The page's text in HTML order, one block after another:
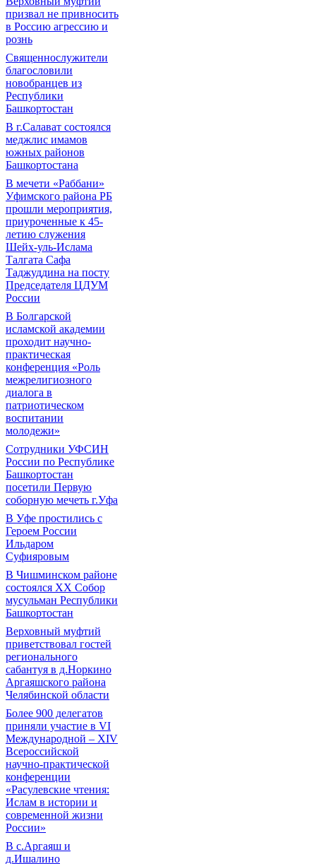
призвал не привносить
в Россию агрессию и
рознь
Священнослужители
благословили
новобранцев из
Республики
Башкортостан
В г.Салават состоялся
меджлис имамов
южных районов
Башкортостана
В мечети «Раббани»
Уфимского района РБ
прошли мероприятия,
приуроченные к 45-
летию служения
Шейх-уль-Ислама
Талгата Сафа
Таджуддина на посту
Председателя ЦДУМ
России
В Болгарской
исламской академии
проходит научно-
практическая
конференция «Роль
межрелигиозного
диалога в
патриотическом
воспитании
молодежи»
Сотрудники УФСИН
России по Республике
Башкортостан
посетили Первую
соборную мечеть г.Уфа
В Уфе простились с
Героем России
Ильдаром
Суфияровым
В Чишминском районе
состоялся XX Собор
мусульман Республики
Башкортостан
Верховный муфтий
приветствовал гостей
регионального
сабантуя в д.Норкино
Аргаяшского района
Челябинской области
Более 900 делегатов
приняли участие в VI
Международной – ХIV
Всероссийской
научно-практической
конференции
«Расулевские чтения:
Ислам в истории и
современной жизни
России»
В с.Аргаяш и
д.Ишалино